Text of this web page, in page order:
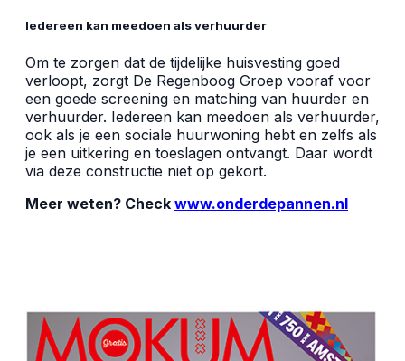
Iedereen kan meedoen als verhuurder
Om te zorgen dat de tijdelijke huisvesting goed
verloopt, zorgt De Regenboog Groep vooraf voor
een goede screening en matching van huurder en
verhuurder. Iedereen kan meedoen als verhuurder,
ook als je een sociale huurwoning hebt en zelfs als
je een uitkering en toeslagen ontvangt. Daar wordt
via deze constructie niet op gekort.
Meer weten? Check www.onderdepannen.nl